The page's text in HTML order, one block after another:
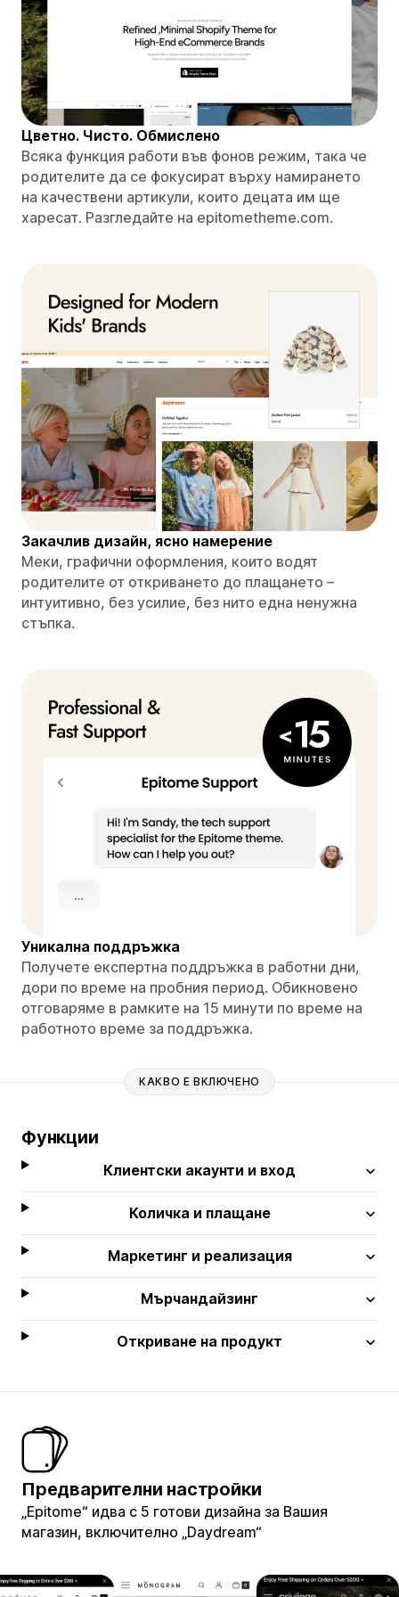
Цветно. Чисто. Обмислено
Всяка функция работи във фонов режим, така че
родителите да се фокусират върху намирането
на качествени артикули, които децата им ще
харесат. Разгледайте на epitometheme.com.
Закачлив дизайн, ясно намерение
Меки, графични оформления, които водят
родителите от откриването до плащането –
интуитивно, без усилие, без нито една ненужна
стъпка.
Уникална поддръжка
Получете експертна поддръжка в работни дни,
дори по време на пробния период. Обикновено
отговаряме в рамките на 15 минути по време на
работното време за поддръжка.
КАКВО Е ВКЛЮЧЕНО
Функции
Клиентски акаунти и вход
Количка и плащане
Маркетинг и реализация
Мърчандайзинг
Откриване на продукт
Предварителни настройки
„Epitome“ идва с 5 готови дизайна за Вашия
магазин, включително „Daydream“